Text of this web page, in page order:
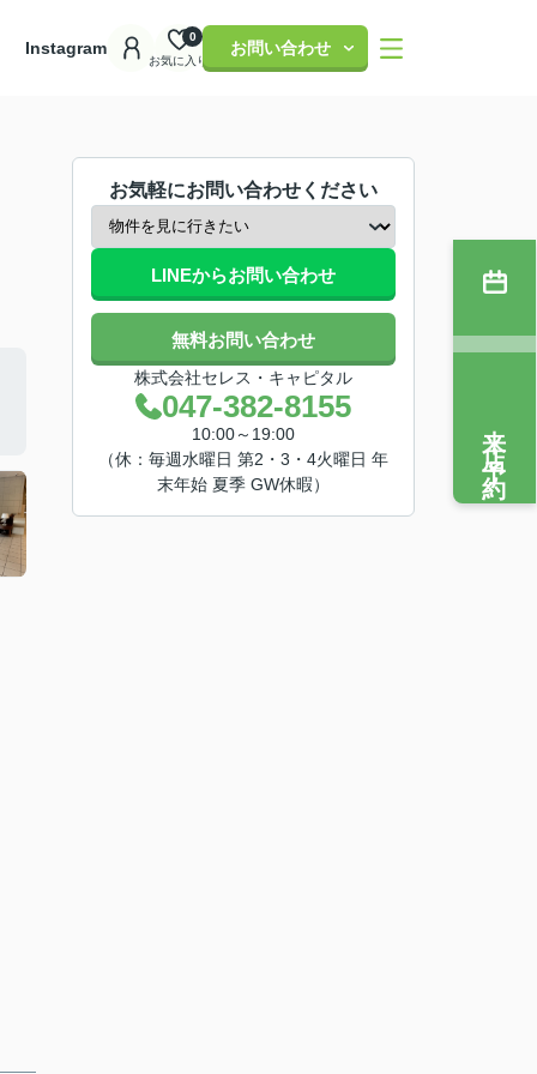
Instagram
お気に入り
0
お問い合わせ
お気軽にお問い合わせください
LINEからお問い合わせ
無料お問い合わせ
株式会社セレス・キャピタル
047-382-8155
10:00～19:00
（休：毎週水曜日 第2・3・4火曜日 年
末年始 夏季 GW休暇）
来店予約